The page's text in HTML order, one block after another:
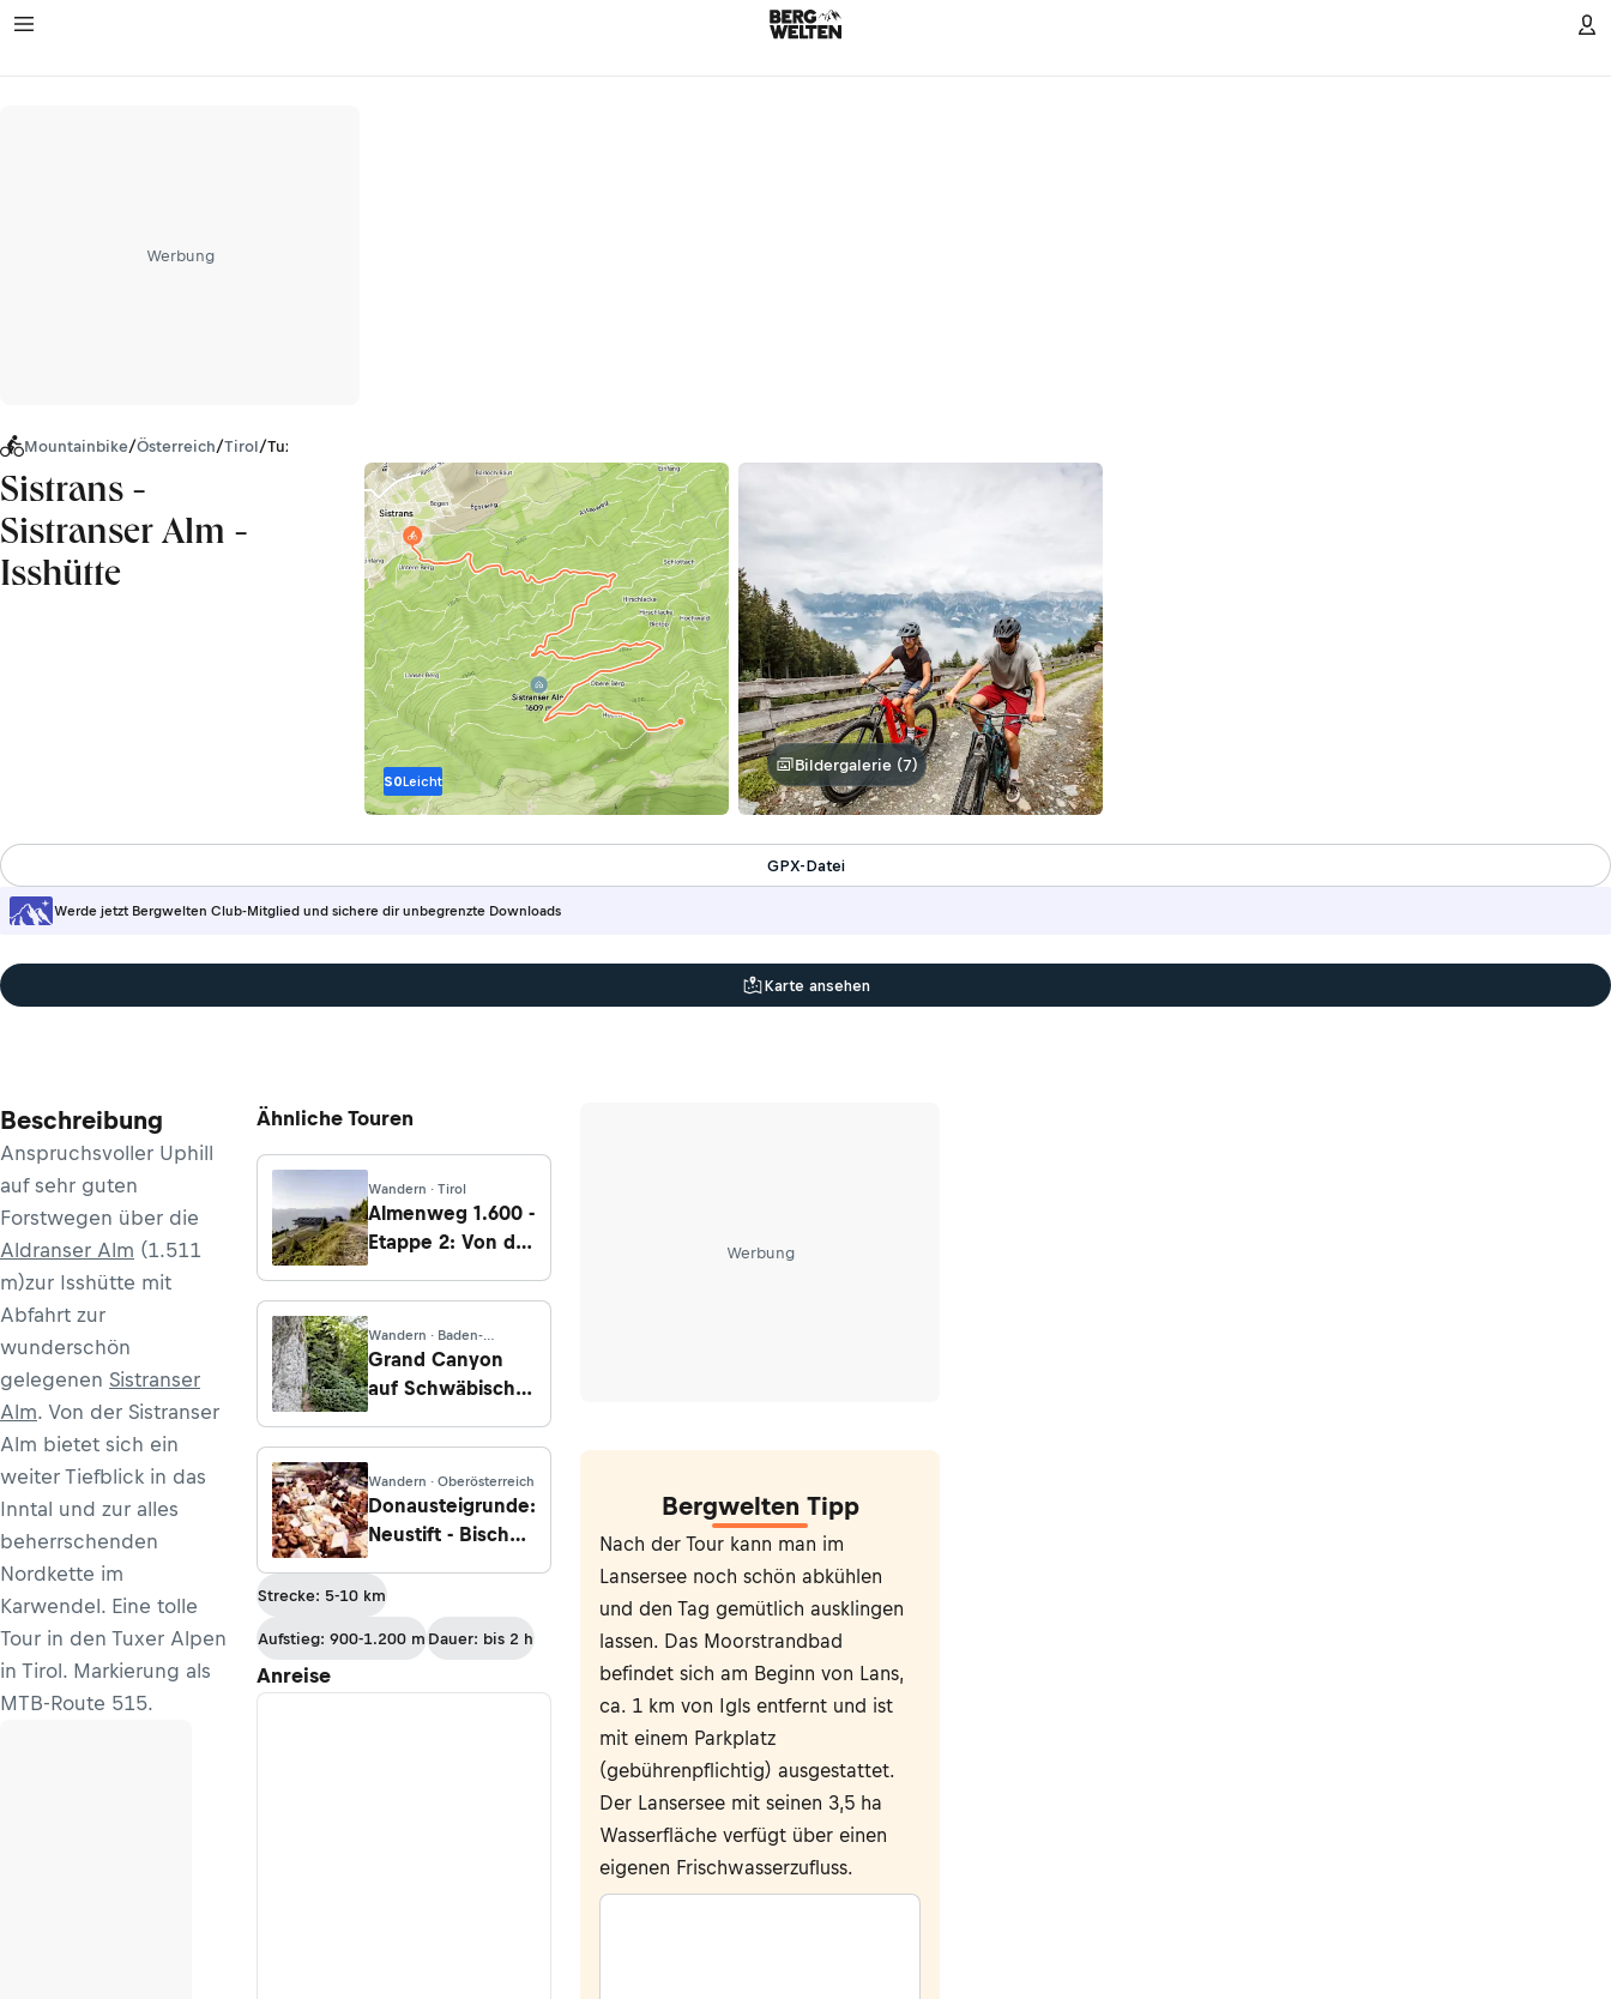
Werbung
Mountainbike/Österreich/Tirol/Tuxer Alpen
Sistrans -
Sistranser Alm -
Isshütte
S0Leicht
Bildergalerie (7)
Werde jetzt Bergwelten Club-Mitglied und sichere dir unbegrenzte Downloads
GPX-Datei
Karte ansehen
Beschreibung
Anspruchsvoller Uphill
auf sehr guten
Forstwegen über die
Aldranser Alm (1.511
m)zur Isshütte mit
Abfahrt zur
wunderschön
gelegenen Sistranser
Alm. Von der Sistranser
Alm bietet sich ein
weiter Tiefblick in das
Inntal und zur alles
beherrschenden
Nordkette im
Karwendel. Eine tolle
Tour in den Tuxer Alpen
in Tirol. Markierung als
MTB-Route 515.
Ähnliche Touren
Wandern · Tirol
Almenweg 1.600 -
Etappe 2: Von der
Bergstation nach
Rinn
Wandern · Baden-
Württemberg
Grand Canyon
auf Schwäbisch -
Albstadt zum
Lochenpass
Wandern · Oberösterreich
Donausteigrunde:
Neustift - Bischof
Strecke: 5-10 km
Aufstieg: 900-1.200 m Dauer: bis 2 h
Anreise
Werbung
Bergwelten Tipp
Nach der Tour kann man im
Lansersee noch schön abkühlen
und den Tag gemütlich ausklingen
lassen. Das Moorstrandbad
befindet sich am Beginn von Lans,
ca. 1 km von Igls entfernt und ist
mit einem Parkplatz
(gebührenpflichtig) ausgestattet.
Der Lansersee mit seinen 3,5 ha
Wasserfläche verfügt über einen
eigenen Frischwasserzufluss.